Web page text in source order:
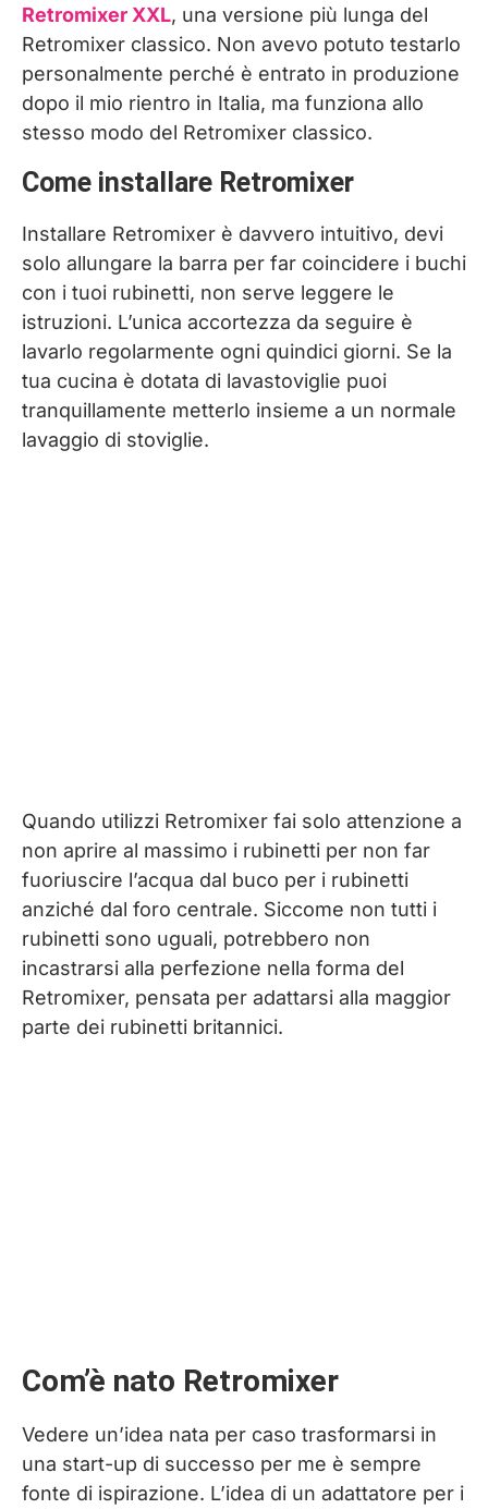
Retromixer XXL, una versione più lunga del
Retromixer classico. Non avevo potuto testarlo
personalmente perché è entrato in produzione
dopo il mio rientro in Italia, ma funziona allo
stesso modo del Retromixer classico.
Come installare Retromixer
Installare Retromixer è davvero intuitivo, devi
solo allungare la barra per far coincidere i buchi
con i tuoi rubinetti, non serve leggere le
istruzioni. L’unica accortezza da seguire è
lavarlo regolarmente ogni quindici giorni. Se la
tua cucina è dotata di lavastoviglie puoi
tranquillamente metterlo insieme a un normale
lavaggio di stoviglie.
Quando utilizzi Retromixer fai solo attenzione a
non aprire al massimo i rubinetti per non far
fuoriuscire l’acqua dal buco per i rubinetti
anziché dal foro centrale. Siccome non tutti i
rubinetti sono uguali, potrebbero non
incastrarsi alla perfezione nella forma del
Retromixer, pensata per adattarsi alla maggior
parte dei rubinetti britannici.
Com’è nato Retromixer
Vedere un’idea nata per caso trasformarsi in
una start-up di successo per me è sempre
fonte di ispirazione. L’idea di un adattatore per i